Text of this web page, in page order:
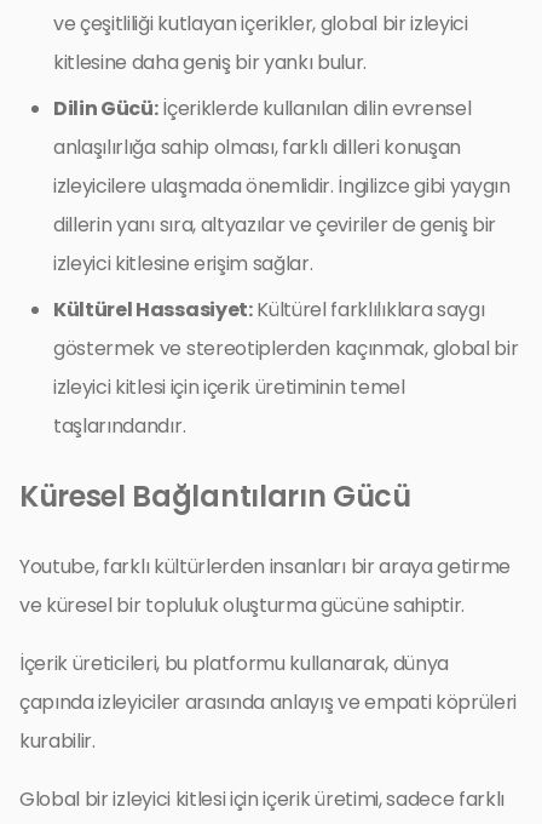
ve çeşitliliği kutlayan içerikler, global bir izleyici
kitlesine daha geniş bir yankı bulur.
Dilin Gücü:İçeriklerde kullanılan dilin evrensel
anlaşılırlığa sahip olması, farklı dilleri konuşan
izleyicilere ulaşmada önemlidir. İngilizce gibi yaygın
dillerin yanı sıra, altyazılar ve çeviriler de geniş bir
izleyici kitlesine erişim sağlar.
Kültürel Hassasiyet:Kültürel farklılıklara saygı
göstermek ve stereotiplerden kaçınmak, global bir
izleyici kitlesi için içerik üretiminin temel
taşlarındandır.
Küresel Bağlantıların Gücü
Youtube, farklı kültürlerden insanları bir araya getirme
ve küresel bir topluluk oluşturma gücüne sahiptir.
İçerik üreticileri, bu platformu kullanarak, dünya
çapında izleyiciler arasında anlayış ve empati köprüleri
kurabilir.
Global bir izleyici kitlesi için içerik üretimi, sadece farklı